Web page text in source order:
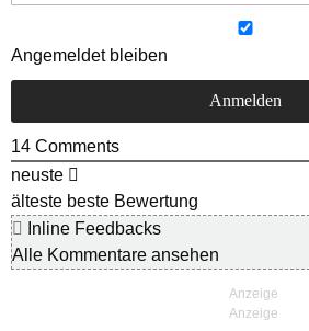
Angemeldet bleiben
14 Comments
neuste
älteste beste Bewertung
Inline Feedbacks
Alle Kommentare ansehen